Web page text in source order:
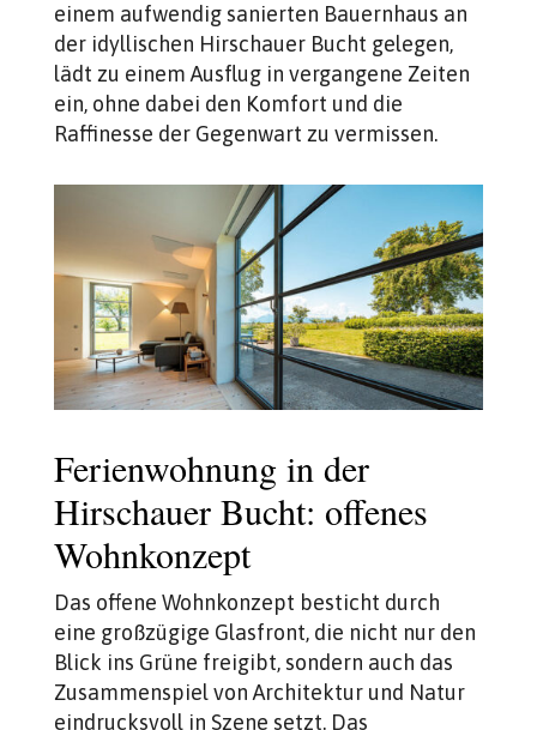
einem aufwendig sanierten Bauernhaus an
der idyllischen Hirschauer Bucht gelegen,
lädt zu einem Ausflug in vergangene Zeiten
ein, ohne dabei den Komfort und die
Raffinesse der Gegenwart zu vermissen.
Ferienwohnung in der
Hirschauer Bucht: offenes
Wohnkonzept
Das offene Wohnkonzept besticht durch
eine großzügige Glasfront, die nicht nur den
Blick ins Grüne freigibt, sondern auch das
Zusammenspiel von Architektur und Natur
eindrucksvoll in Szene setzt. Das